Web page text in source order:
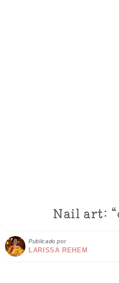
Nail art:
Publicado por
LARISSA REHEM